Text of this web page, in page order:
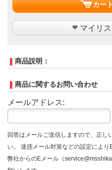
カー
マイリ
商品説明：
商品に関するお問い合わせ
メールアドレス:
回答はメールご送信しますので、正し
い。 迷惑メール対策などの設定により
弊社からのEメール（